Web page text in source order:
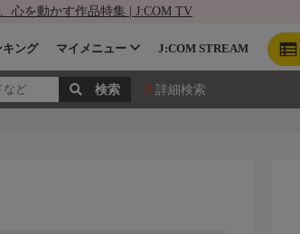
心を動かす作品特集 | J:COM TV
キング マイメニュー J:COM STREAM
詳細検索